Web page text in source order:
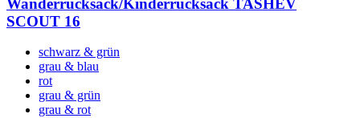
Wanderrucksack/Kinderrucksack TASHEV
SCOUT 16
schwarz & grün
grau & blau
rot
grau & grün
grau & rot